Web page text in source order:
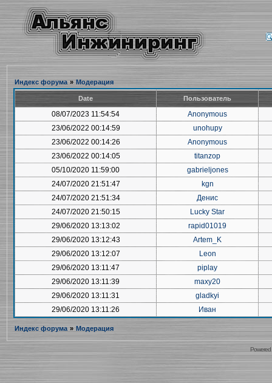
Индекс форума » Модерация
Date Пользователь
08/07/2023 11:54:54
Anonymous
23/06/2022 00:14:59
unohupy
23/06/2022 00:14:26
Anonymous
23/06/2022 00:14:05
titanzop
05/10/2020 11:59:00
gabrieljones
24/07/2020 21:51:47
kgn
24/07/2020 21:51:34
Денис
24/07/2020 21:50:15
Lucky Star
29/06/2020 13:13:02
rapid01019
29/06/2020 13:12:43
Artem_K
29/06/2020 13:12:07
Leon
29/06/2020 13:11:47
piplay
29/06/2020 13:11:39
maxy20
29/06/2020 13:11:31
gladkyi
29/06/2020 13:11:26
Иван
Индекс форума » Модерация